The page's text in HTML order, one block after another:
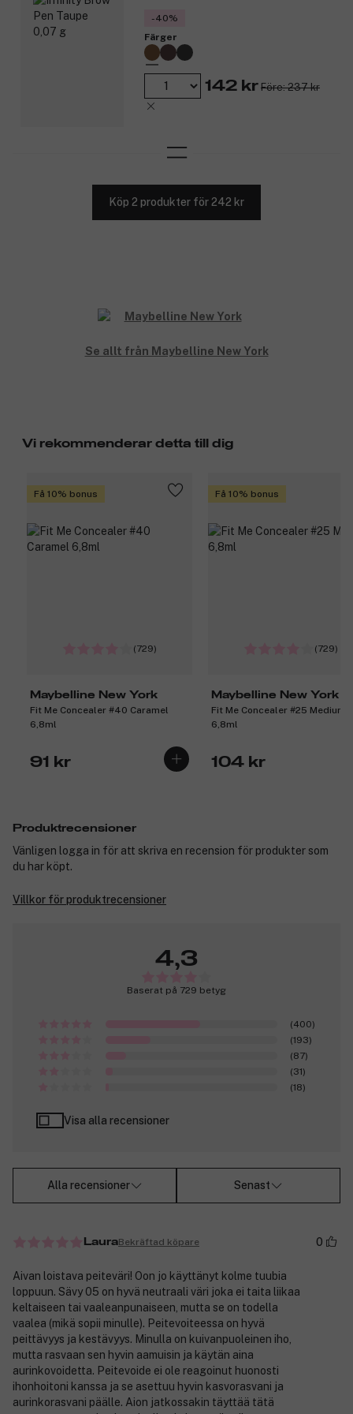
-40%
Färger
142 kr Före: 237 kr
Köp 2 produkter för 242 kr
Se allt från Maybelline New York
Vi rekommenderar detta till dig
Få 10% bonus
(729)
Maybelline New York
Fit Me Concealer #40 Caramel
6,8ml
91 kr
Få 10% bonus
(729)
Maybelline New York
Fit Me Concealer #25 Medium
6,8ml
104 kr
Produktrecensioner
Vänligen logga in för att skriva en recension för produkter som
du har köpt.
Villkor för produktrecensioner
4,3
Baserat på 729 betyg
(400)
(193)
(87)
(31)
(18)
Visa alla recensioner
Alla recensioner Senast
LauraBekräftad köpare 0
Aivan loistava peiteväri! Oon jo käyttänyt kolme tuubia
loppuun. Sävy 05 on hyvä neutraali väri joka ei taita liikaa
keltaiseen tai vaaleanpunaiseen, mutta se on todella
vaalea (mikä sopii minulle). Peitevoiteessa on hyvä
peittävyys ja kestävyys. Minulla on kuivanpuoleinen iho,
mutta rasvaan sen hyvin aamuisin ja käytän aina
aurinkovoidetta. Peitevoide ei ole reagoinut huonosti
ihonhoitoni kanssa ja se asettuu hyvin kasvorasvani ja
aurinkorasvani päälle. Aion jatkossakin täyttää tätä